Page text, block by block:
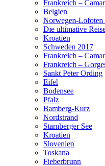
Frankreich –
Belgien
Norwegen-Lofoten
Die ultimative
Kroatien
Schweden 2017
Frankreich –
Frankreich –
Sankt Peter Ording
Eifel
Bodensee
Pfalz
Bamberg-Kurz
Nordstrand
Starnberger See
Kroatien
Slovenien
Toskana
Fieberbrunn